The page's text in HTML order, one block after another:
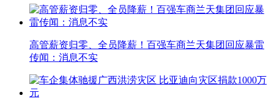
高管薪资归零、全员降薪！百强车商兰天集团回应暴雷
传闻：消息不实